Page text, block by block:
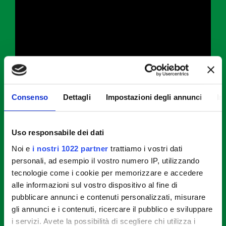
Consenso Dettagli Impostazioni degli annunci
Uso responsabile dei dati
Noi e i nostri 1022 partner trattiamo i vostri dati
personali, ad esempio il vostro numero IP, utilizzando
tecnologie come i cookie per memorizzare e accedere
alle informazioni sul vostro dispositivo al fine di
pubblicare annunci e contenuti personalizzati, misurare
gli annunci e i contenuti, ricercare il pubblico e sviluppare
i servizi. Avete la possibilità di scegliere chi utilizza i
Come preparare i bagel con crema
al formaggio, crumble di salsiccia,
cipolle marinate, cetrioli e
pomodorini
STEP 1
Marinare la cipolla: affettare sottilmente la cipolla
rossa e trasferirla in una ciotola con l’aceto di mele,